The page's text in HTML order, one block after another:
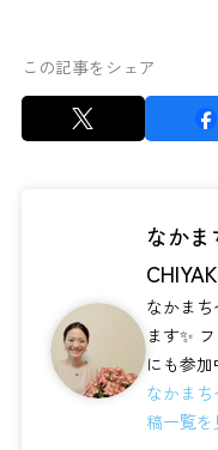
この記事をシェア
なか
なかまち
ます✨
にも参加中です✨ 新潟
皆さん
なかまち
稿一覧を